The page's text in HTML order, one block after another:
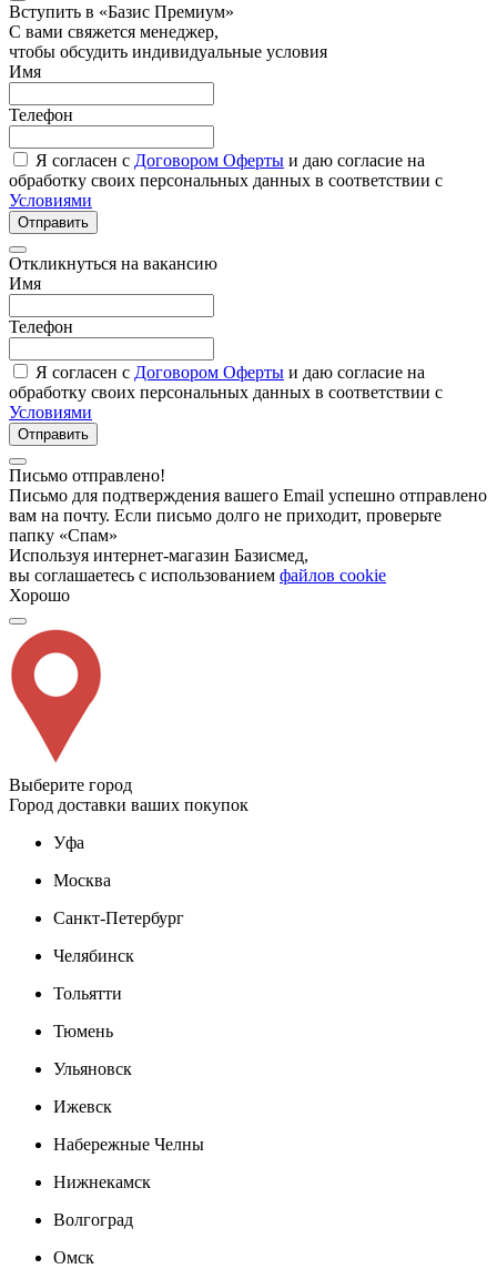
Вступить в «Базис Премиум»
С вами свяжется менеджер,
чтобы обсудить индивидуальные условия
Имя
Телефон
Я согласен с Договором Оферты и даю согласие на
обработку своих персональных данных в соответствии с
Условиями
Отправить
Откликнуться на вакансию
Имя
Телефон
Я согласен с Договором Оферты и даю согласие на
обработку своих персональных данных в соответствии с
Условиями
Отправить
Письмо отправлено!
Письмо для подтверждения вашего Email успешно отправлено
вам на почту. Если письмо долго не приходит, проверьте
папку «Спам»
Используя интернет-магазин Базисмед,
вы соглашаетесь с использованием файлов cookie
Хорошо
Выберите город
Город доставки ваших покупок
Уфа
Москва
Санкт-Петербург
Челябинск
Тольятти
Тюмень
Ульяновск
Ижевск
Набережные Челны
Нижнекамск
Волгоград
Омск